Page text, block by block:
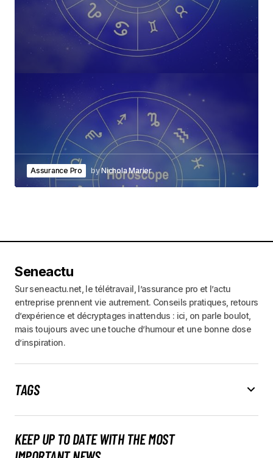
Assurance Pro byNichola Marier
Seneactu
Sur seneactu.net, le télétravail, l’assurance pro et l’actu
entreprise prennent vie autrement. Conseils pratiques, retours
d’expérience et décryptages inattendus : ici, on parle boulot,
mais toujours avec une touche d’humour et une bonne dose
d’inspiration.
TAGS
KEEP UP TO DATE WITH THE MOST